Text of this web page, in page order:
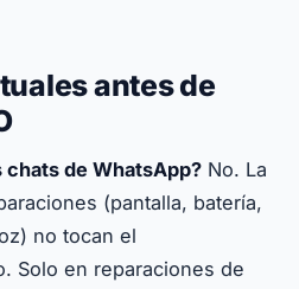
antes de
de WhatsApp? No. La
(pantalla, batería,
no tocan el
Solo en reparaciones de